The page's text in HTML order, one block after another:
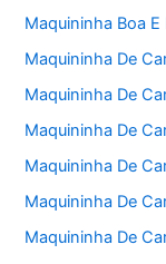
Maquininha Boa E
Maquininha De
Maquininha De
Maquininha De
Maquininha De
Maquininha De
Maquininha De